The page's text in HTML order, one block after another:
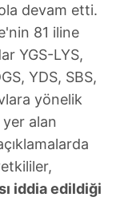
devam etti.
81 iline
YGS-LYS,
YDS, SBS,
yönelik
yer alan
iddia edildiği